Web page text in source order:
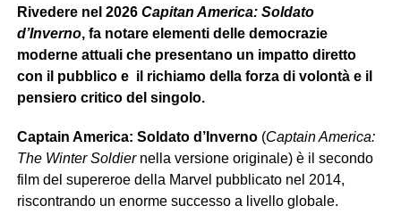
Rivedere nel 2026 Capitan America: Soldato
d’Inverno, fa notare elementi delle democrazie
moderne attuali che presentano un impatto diretto
con il pubblico e il richiamo della forza di volontà e il
pensiero critico del singolo.
Captain America: Soldato d’Inverno(Captain America:
The Winter Soldiernella versione originale) è il secondo
film del supereroe della Marvel pubblicato nel 2014,
riscontrando un enorme successo a livello globale.